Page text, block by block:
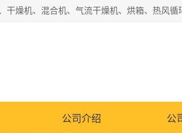
公司介绍 公